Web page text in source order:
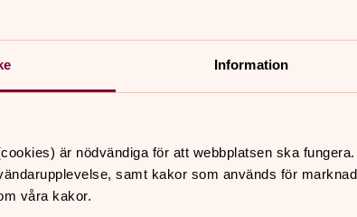
Information
är nödvändiga för att webbplatsen ska
samt kakor som används för
våra kakor.